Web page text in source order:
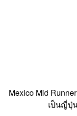
Mexico Mid
เป็นญี่ปุ่